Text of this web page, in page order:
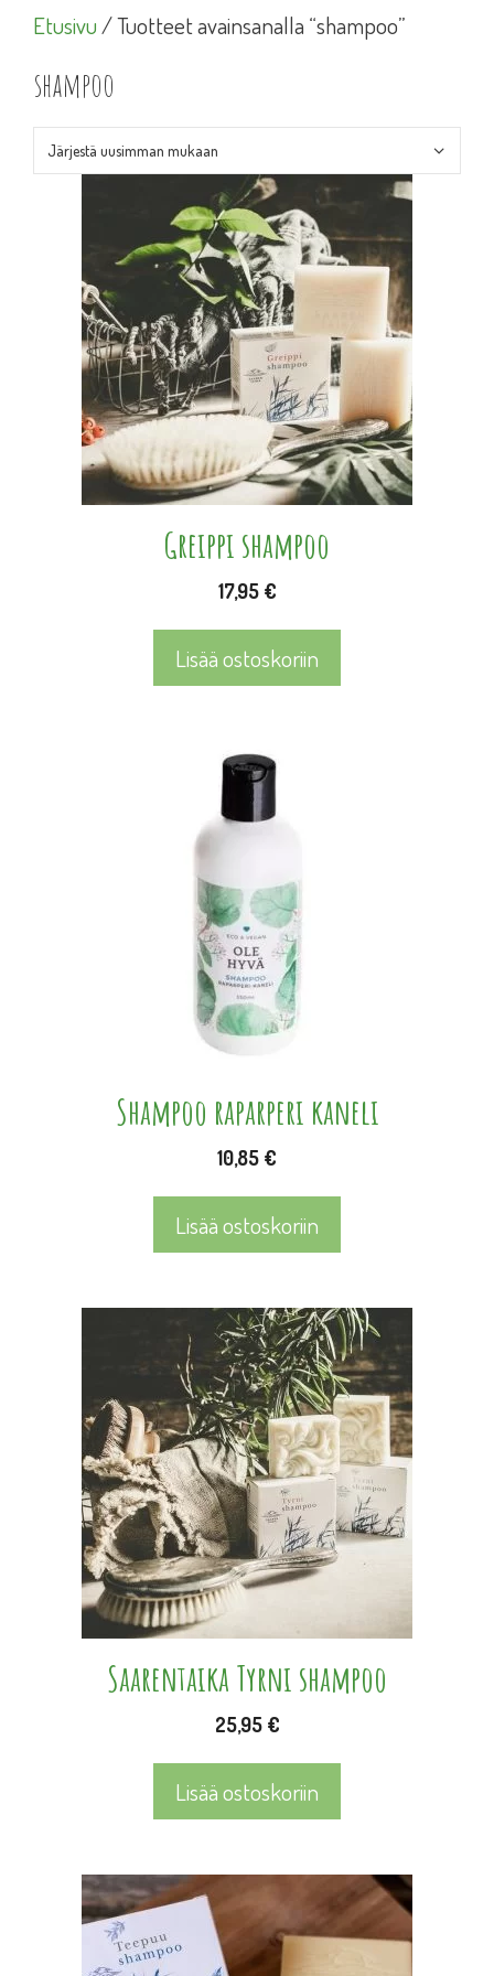
Etusivu/ Tuotteet avainsanalla “shampoo”
shampoo
Greippi shampoo
17,95 €
Lisää ostoskoriin
Shampoo raparperi kaneli
10,85 €
Lisää ostoskoriin
Saarentaika Tyrni shampoo
25,95 €
Lisää ostoskoriin